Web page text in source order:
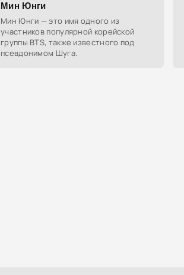
Мин Юнги
Мин Юнги — это имя одного из
участников популярной корейской
группы BTS, также известного под
псевдонимом Шуга.